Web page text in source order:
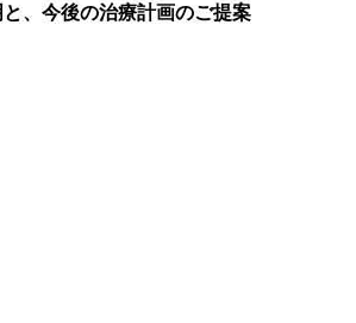
、今後の治療計画のご提案